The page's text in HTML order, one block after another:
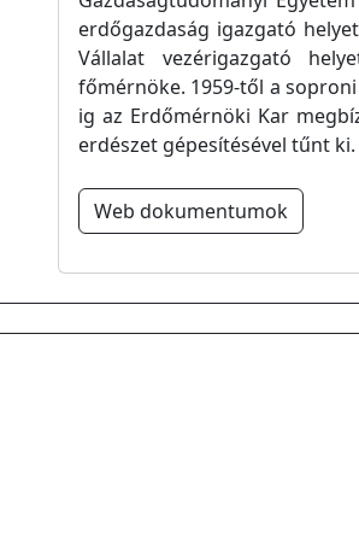
erdőgazdaság igazgató
Vállalat vezérigazgató
főmérnöke. 1959-től a
ig az Erdőmérnöki Kar
erdészet gépesítésével tűnt
Web dokumentumok